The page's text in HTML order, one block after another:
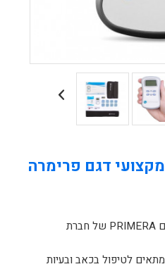
דגם פרימרה
טנס סנסורי-מוטורי דיגיטלי דגם PRIMERA של חברת
לטיפול בכאב ובעיות